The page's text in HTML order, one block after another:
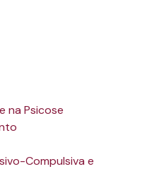
na Psicose
Compulsiva e